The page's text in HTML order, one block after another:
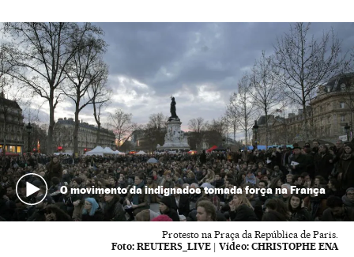
O movimento da indignados tomada força na França
Protesto na Praça da República de Paris.
Foto: REUTERS_LIVE | Vídeo: CHRISTOPHE ENA